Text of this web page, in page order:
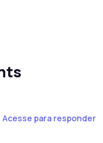
Acesse para responder